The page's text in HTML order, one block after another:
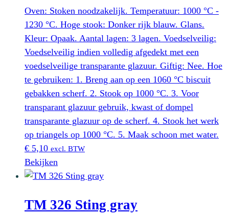
Oven: Stoken noodzakelijk. Temperatuur: 1000 °C -
1230 °C. Hoge stook: Donker rijk blauw. Glans.
Kleur: Opaak. Aantal lagen: 3 lagen. Voedselveilig:
Voedselveilig indien volledig afgedekt met een
voedselveilige transparante glazuur. Giftig: Nee. Hoe
te gebruiken: 1. Breng aan op een 1060 °C biscuit
gebakken scherf. 2. Stook op 1000 °C. 3. Voor
transparant glazuur gebruik, kwast of dompel
transparante glazuur op de scherf. 4. Stook het werk
op triangels op 1000 °C. 5. Maak schoon met water.
€ 5,10 excl. BTW
Bekijken
TM 326 Sting gray